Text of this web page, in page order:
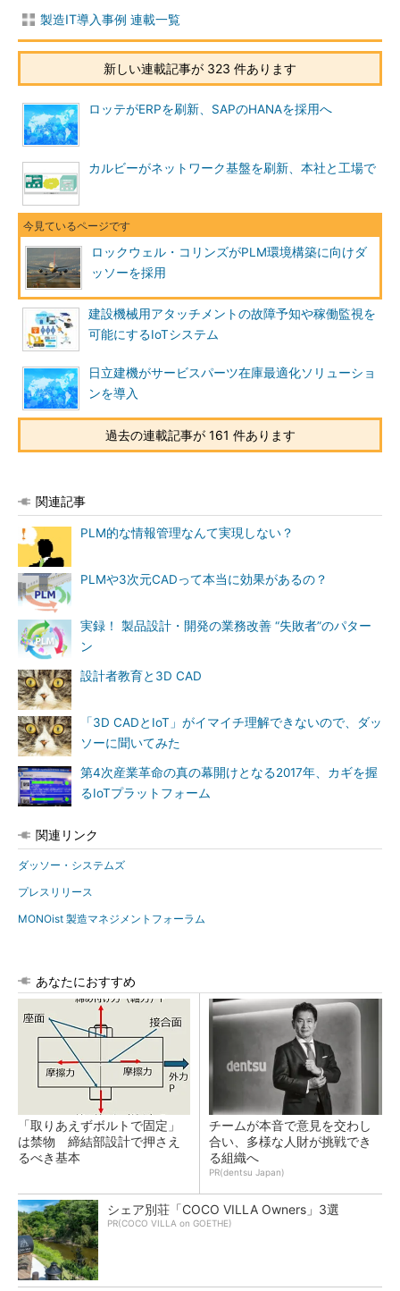
製造IT導入事例 連載一覧
新しい連載記事が 323 件あります
ロッテがERPを刷新、SAPのHANAを採用へ
カルビーがネットワーク基盤を刷新、本社と工場で
ロックウェル・コリンズがPLM環境構築に向けダ
ッソーを採用
建設機械用アタッチメントの故障予知や稼働監視を
可能にするIoTシステム
日立建機がサービスパーツ在庫最適化ソリューショ
ンを導入
過去の連載記事が 161 件あります
関連記事
PLM的な情報管理なんて実現しない？
PLMや3次元CADって本当に効果があるの？
実録！ 製品設計・開発の業務改善 “失敗者”のパター
ン
設計者教育と3D CAD
「3D CADとIoT」がイマイチ理解できないので、ダッ
ソーに聞いてみた
第4次産業革命の真の幕開けとなる2017年、カギを握
るIoTプラットフォーム
関連リンク
ダッソー・システムズ
プレスリリース
MONOist 製造マネジメントフォーラム
あなたにおすすめ
「取りあえずボルトで固定」
は禁物 締結部設計で押さえ
るべき基本
チームが本音で意見を交わし
合い、多様な人財が挑戦でき
る組織へ
PR(dentsu Japan)
シェア別荘「COCO VILLA Owners」3選
PR(COCO VILLA on GOETHE)